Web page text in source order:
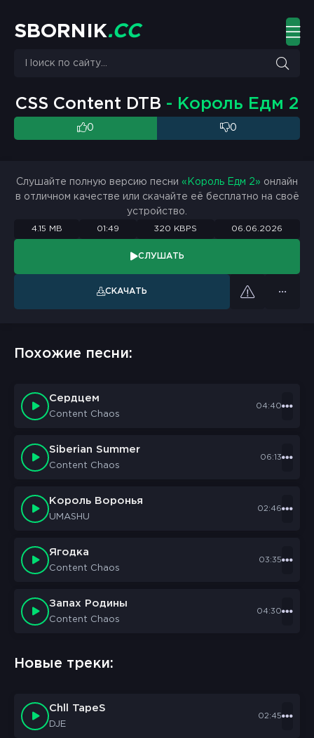
S BO R N K.CC
CSS Content DTB - Король Едм 2
0 0
Слушайте полную версию песни «Король Едм 2» онлайн
в отличном качестве или скачайте её бесплатно на своё
устройство.
4.15 MB 01:49 320 KBPS 06.06.2026
СЛУШАТЬ
СКАЧАТЬ
Похожие песни:
Сердцем
Content Chaos
04:40
Siberian Summer
Content Chaos
06:13
Король Воронья
UMASHU
02:46
Ягодка
Content Chaos
03:35
Запах Родины
Content Chaos
04:30
Новые треки:
Chll TapeS
DJE
02:45